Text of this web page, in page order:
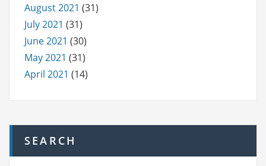
August 2021 (31)
July 2021 (31)
June 2021 (30)
May 2021 (31)
April 2021 (14)
SEARCH